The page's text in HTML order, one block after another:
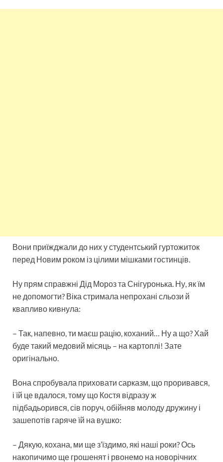
Вони приїжджали до них у студентський гуртожиток
перед Новим роком із цілими мішками гостинців.
Ну прям справжні Дід ​​Мороз та Снігуронька. Ну, як їм
не допомогти? Віка стримала непрохані сльози й
квапливо кивнула:
– Так, напевно, ти маєш рацію, коханий… Ну а що? Хай
буде такий медовий місяць – на картоплі! Зате
оригінально.
Вона спробувала приховати сарказм, що проривався,
і їй це вдалося, тому що Костя відразу ж
підбадьорився, сів поруч, обійняв молоду дружину і
зашепотів гаряче їй на вушко:
– Дякую, кохана, ми ще з’їздимо, які наші роки? Ось
накопичимо ще грошенят і рвонемо на новорічних